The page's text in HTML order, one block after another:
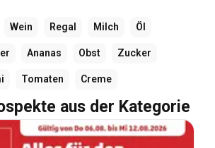
Wein Regal Milch Öl
Ananas Obst Zucker
Tomaten Creme
aus der Kategorie